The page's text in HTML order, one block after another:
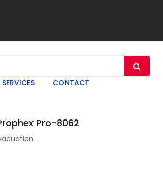
SERVICES CONTACT
Pro-8062